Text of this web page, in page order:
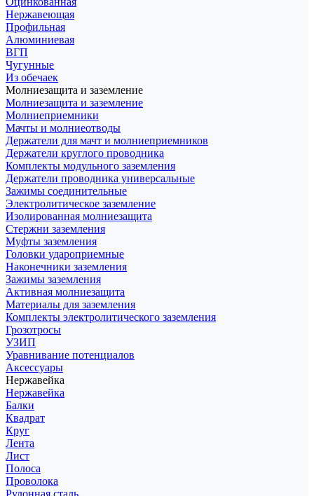
Нержавеющая
Профильная
Алюминиевая
ВГП
Чугунные
Из обечаек
Молниезащита и заземление
Молниезащита и заземление
Молниеприемники
Мачты и молниеотводы
Держатели для мачт и молниеприемников
Держатели круглого проводника
Комплекты модульного заземления
Держатели проводника универсальные
Зажимы соединительные
Электролитическое заземление
Изолированная молниезащита
Стержни заземления
Муфты заземления
Головки удароприемные
Наконечники заземления
Зажимы заземления
Активная молниезащита
Материалы для заземления
Комплекты электролитического заземления
Грозотросы
УЗИП
Уравнивание потенциалов
Аксессуары
Нержавейка
Нержавейка
Балки
Квадрат
Круг
Лента
Лист
Полоса
Проволока
Рулонная сталь